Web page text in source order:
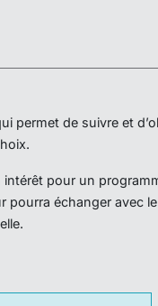
permet de suivre et
pour un
pourra échanger avec